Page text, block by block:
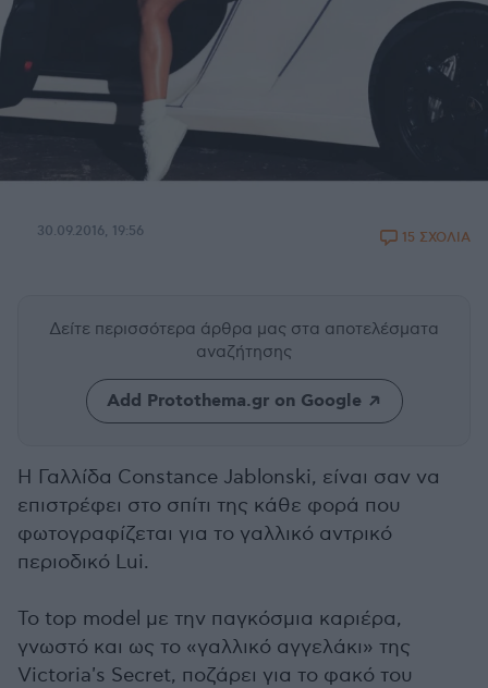
30.09.2016, 19:56 15 ΣΧΟΛΙΑ
Δείτε περισσότερα άρθρα μας στα αποτελέσματα
αναζήτησης
Add Protothema.gr on Google
Η Γαλλίδα Constance Jablonski, είναι σαν να
επιστρέφει στο σπίτι της κάθε φορά που
φωτογραφίζεται για το γαλλικό αντρικό
περιοδικό Lui.
Το top model με την παγκόσμια καριέρα,
γνωστό και ως το «γαλλικό αγγελάκι» της
Victoria's Secret, ποζάρει για το φακό του